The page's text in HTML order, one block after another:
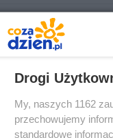
Drogi
My, naszych 1162
przechowujemy
standardowe